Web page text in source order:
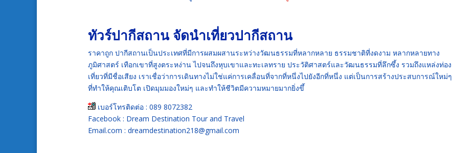
ทัวร์ปากีสถาน จัดนำเที่ยวปากีสถาน
ราคาถูก ปากีสถานเป็นประเทศที่มีการผสมผสานระหว่างวัฒนธรรมที่หลากหลาย ธรรมชาติที่งดงาม หลากหลายทาง
ภูมิศาสตร์ เทือกเขาที่สูงตระหง่าน ไปจนถึงหุบเขาและทะเลทราย ประวัติศาสตร์และวัฒนธรรมที่ลึกซึ้ง รวมถึงแหล่งท่อง
เที่ยวที่มีชื่อเสียง เราเชื่อว่าการเดินทางไม่ใช่แค่การเคลื่อนที่จากที่หนึ่งไปยังอีกที่หนึ่ง แต่เป็นการสร้างประสบการณ์ใหม่ๆ
ที่ทำให้คุณเติบโต เปิดมุมมองใหม่ๆ และทำให้ชีวิตมีความหมายมากยิ่งขึ้
เบอร์โทรติดต่อ : 089 8072382
Facebook : Dream Destination Tour and Travel
Email.com : dreamdestination218@gmail.com